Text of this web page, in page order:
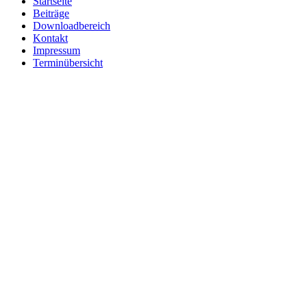
Beiträge
Downloadbereich
Kontakt
Impressum
Terminübersicht